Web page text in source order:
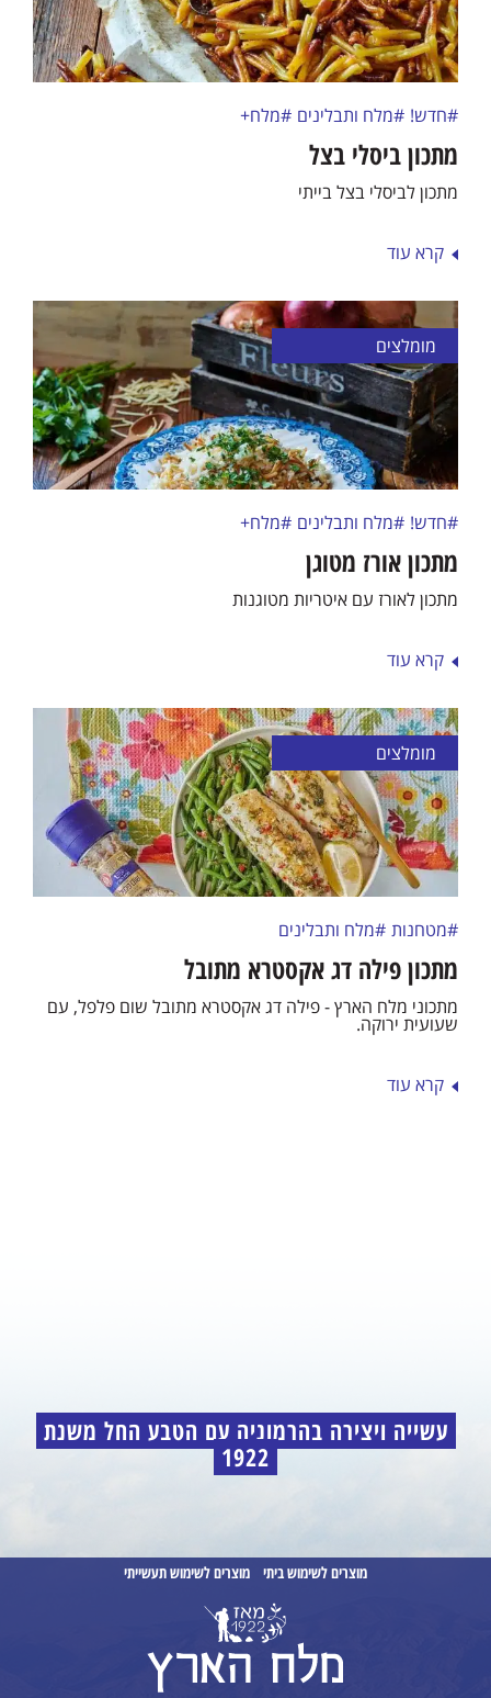
#חדש! #מלח ותבלינים #מלח+
מתכון ביסלי בצל
מתכון לביסלי בצל בייתי
קרא עוד
מומלצים
#חדש! #מלח ותבלינים #מלח+
מתכון אורז מטוגן
מתכון לאורז עם איטריות מטוגנות
קרא עוד
מומלצים
#מטחנות #מלח ותבלינים
מתכון פילה דג אקסטרא מתובל
מתכוני מלח הארץ - פילה דג אקסטרא מתובל שום פלפל, עם
שעועית ירוקה.
קרא עוד
עשייה ויצירה בהרמוניה עם הטבע החל משנת
1922
מוצרים לשימוש ביתי מוצרים לשימוש תעשייתי